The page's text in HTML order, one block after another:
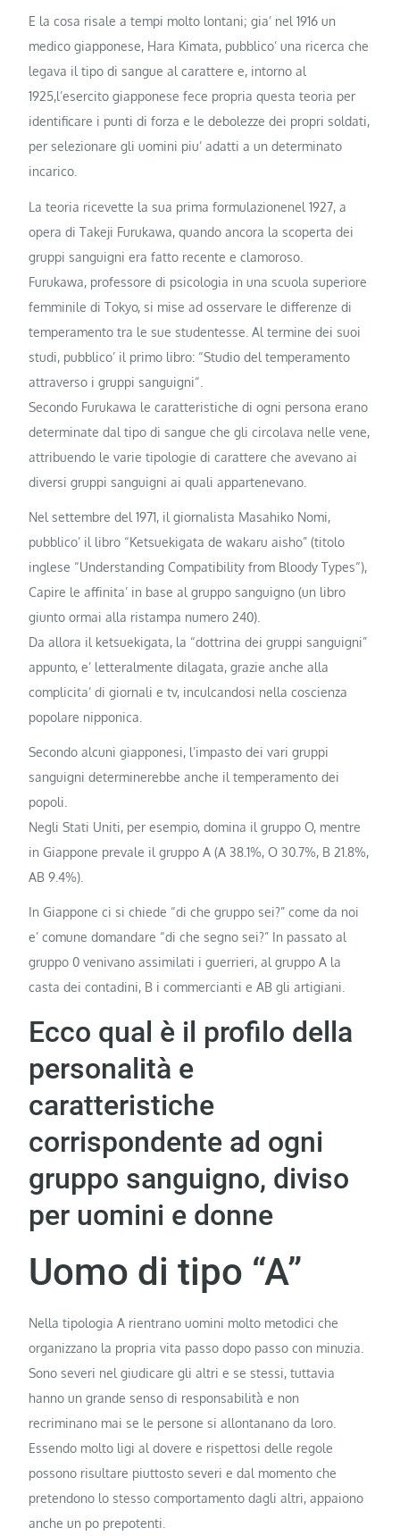
E la cosa risale a tempi molto lontani; gia’ nel 1916 un
medico giapponese, Hara Kimata, pubblico’ una ricerca che
legava il tipo di sangue al carattere e, intorno al
1925,l’esercito giapponese fece propria questa teoria per
identificare i punti di forza e le debolezze dei propri soldati,
per selezionare gli uomini piu’ adatti a un determinato
incarico.
La teoria ricevette la sua prima formulazionenel 1927, a
opera di Takeji Furukawa, quando ancora la scoperta dei
gruppi sanguigni era fatto recente e clamoroso.
Furukawa, professore di psicologia in una scuola superiore
femminile di Tokyo, si mise ad osservare le differenze di
temperamento tra le sue studentesse. Al termine dei suoi
studi, pubblico’ il primo libro: “Studio del temperamento
attraverso i gruppi sanguigni“.
Secondo Furukawa le caratteristiche di ogni persona erano
determinate dal tipo di sangue che gli circolava nelle vene,
attribuendo le varie tipologie di carattere che avevano ai
diversi gruppi sanguigni ai quali appartenevano.
Nel settembre del 1971, il giornalista Masahiko Nomi,
pubblico’ il libro “Ketsuekigata de wakaru aisho” (titolo
inglese “Understanding Compatibility from Bloody Types“),
Capire le affinita’ in base al gruppo sanguigno (un libro
giunto ormai alla ristampa numero 240).
Da allora il ketsuekigata, la “dottrina dei gruppi sanguigni”
appunto, e’ letteralmente dilagata, grazie anche alla
complicita’ di giornali e tv, inculcandosi nella coscienza
popolare nipponica.
Secondo alcuni giapponesi, l’impasto dei vari gruppi
sanguigni determinerebbe anche il temperamento dei
popoli.
Negli Stati Uniti, per esempio, domina il gruppo O, mentre
in Giappone prevale il gruppo A (A 38.1%, O 30.7%, B 21.8%,
AB 9.4%).
In Giappone ci si chiede “di che gruppo sei?” come da noi
e’ comune domandare “di che segno sei?” In passato al
gruppo 0 venivano assimilati i guerrieri, al gruppo A la
casta dei contadini, B i commercianti e AB gli artigiani.
Ecco qual è il profilo della
personalità e
caratteristiche
corrispondente ad ogni
gruppo sanguigno, diviso
per uomini e donne
Uomo di tipo “A”
Nella tipologia A rientrano uomini molto metodici che
organizzano la propria vita passo dopo passo con minuzia.
Sono severi nel giudicare gli altri e se stessi, tuttavia
hanno un grande senso di responsabilità e non
recriminano mai se le persone si allontanano da loro.
Essendo molto ligi al dovere e rispettosi delle regole
possono risultare piuttosto severi e dal momento che
pretendono lo stesso comportamento dagli altri, appaiono
anche un po prepotenti.